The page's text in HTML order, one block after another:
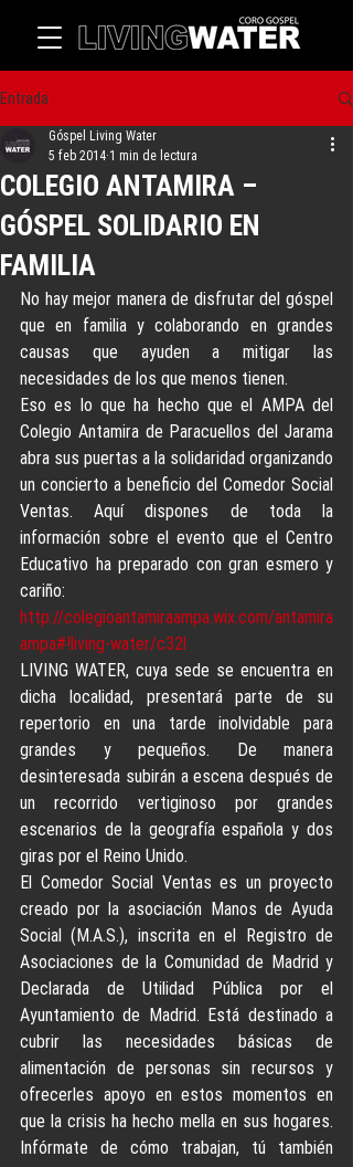
Entrada
COLEGIO ANTAMIRA –
GÓSPEL SOLIDARIO EN
FAMILIA
Góspel Living Water
5 feb 2014 1 min de lectura
No hay mejor manera de disfrutar del góspel
que en familia y colaborando en grandes
causas que ayuden a mitigar las
necesidades de los que menos tienen.
Eso es lo que ha hecho que el AMPA del
Colegio Antamira de Paracuellos del Jarama
abra sus puertas a la solidaridad organizando
un concierto a beneficio del Comedor Social
Ventas. Aquí dispones de toda la
información sobre el evento que el Centro
Educativo ha preparado con gran esmero y
http://colegioantamiraampa.wix.com/antamira
ampa#!living-water/c32l
LIVING WATER, cuya sede se encuentra en
dicha localidad, presentará parte de su
repertorio en una tarde inolvidable para
grandes y pequeños. De manera
desinteresada subirán a escena después de
un recorrido vertiginoso por grandes
escenarios de la geografía española y dos
giras por el Reino Unido.
El Comedor Social Ventas es un proyecto
creado por la asociación Manos de Ayuda
Social (M.A.S.), inscrita en el Registro de
Asociaciones de la Comunidad de Madrid y
Declarada de Utilidad Pública por el
Ayuntamiento de Madrid. Está destinado a
cubrir las necesidades básicas de
alimentación de personas sin recursos y
ofrecerles apoyo en estos momentos en
que la crisis ha hecho mella en sus hogares.
Infórmate de cómo trabajan, tú también